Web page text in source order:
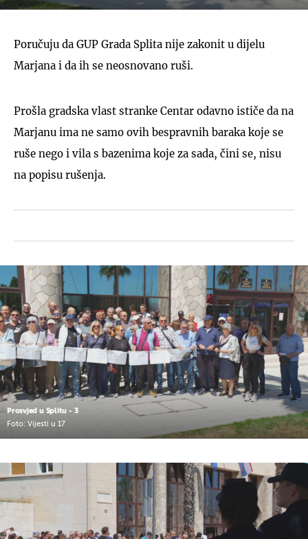
Poručuju da GUP Grada Splita nije zakonit u dijelu
Marjana i da ih se neosnovano ruši.
Prošla gradska vlast stranke Centar odavno ističe da na
Marjanu ima ne samo ovih bespravnih baraka koje se
ruše nego i vila s bazenima koje za sada, čini se, nisu
na popisu rušenja.
Prosvjed u Splitu - 3
Foto: Vijesti u 17